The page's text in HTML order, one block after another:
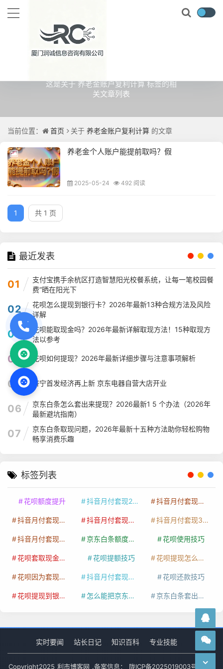
关于养老金账户复利计算
这是关于 养老金账户复利计算 标签的相
关文章列表
当前位置： 首页 关于 养老金账户复利计算 的文章
养老金个人账户能提前取吗？假
2025-05-24 492 阅读
1 共 1 页
最近发表
01
支付宝携手余杭区打造智慧阳光校餐系统，让每一笔校园餐
费“晒在阳光下
02
花呗怎么提现到银行卡？2026年最新13种合规方法及风险
详解
03
花呗能取现金吗？2026年最新详解取现方法！15种取现方
法以参考
04 花呗如何提现？2026年最新详细步骤与注意事项解析
05 济宁首发经济再上新 京东电器自营大店开业
06
京东白条怎么套出来提现？2026最新1 5 个办法（2026年
最新避坑指南）
07
京东白条取现问题，2026年最新十五种方法助你轻松购物
畅享消费乐趣
标签列表
花呗额度提升 抖音月付套现24小时接单 抖音月付套现怎么套
抖音月付套现多少手续费 抖音月付套现商家有哪些 抖音月付套现30秒技巧
抖音月付套现最新方法 京东白条额度提升 花呗使用技巧
花呗套取现金最佳方法 花呗提额技巧 花呗提现怎么操作
花呗因为套现被限额了这种情况要多久才会好 抖音月付套现秒回100起 花呗还款技巧
花呗提现到银行卡 怎么能把京东白条额度钱套出来 京东白条套出来手续费多少
实时要闻 站长日记 知识百科 专业技能
Copyright2025 利市博客网 .备案信息： 陇ICP备2025019003号-1